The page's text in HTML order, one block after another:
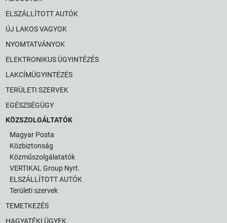
ELSZÁLLÍTOTT AUTÓK
ÚJ LAKOS VAGYOK
NYOMTATVÁNYOK
ELEKTRONIKUS ÜGYINTÉZÉS
LAKCÍMÜGYINTÉZÉS
TERÜLETI SZERVEK
EGÉSZSÉGÜGY
KÖZSZOLGÁLTATÓK
Magyar Posta
Közbiztonság
Közműszolgálatatók
VERTIKAL Group Nyrt.
ELSZÁLLÍTOTT AUTÓK
Területi szervek
TEMETKEZÉS
HAGYATÉKI ÜGYEK